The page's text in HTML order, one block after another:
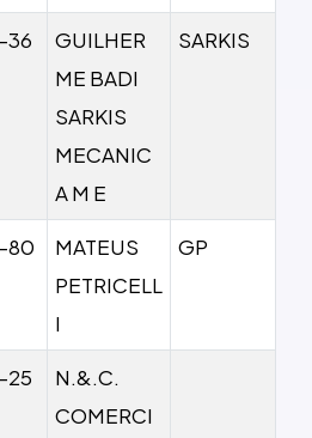
36
GUILHER
ME BADI
SARKIS
MECANIC
A M E
SARKIS
80
MATEUS
PETRICELL
I
GP
25
N.&.C.
COMERCI